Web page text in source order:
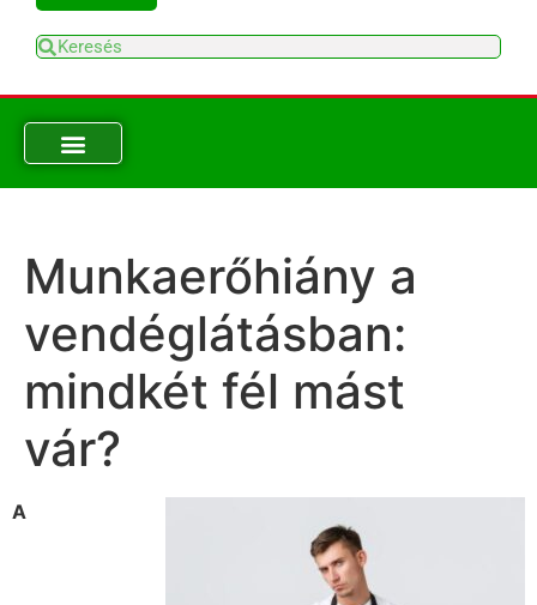
Munkaerőhiány a
vendéglátásban:
mindkét fél mást
vár?
A